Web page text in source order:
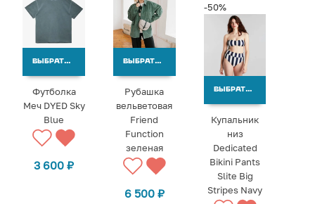
ВЫБРАТЬ ВАРИАНТЫ
Футболка
Меч DYED Sky
Blue
3 600₽
ВЫБРАТЬ ВАРИАНТЫ
Рубашка
вельветовая
Friend
Function
зеленая
6 500 ₽
-50%
ВЫБРАТЬ ВАРИАНТЫ
Купальник
низ
Dedicated
Bikini Pants
Slite Big
Stripes Navy